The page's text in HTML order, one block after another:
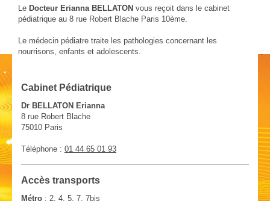
Le Docteur Erianna BELLATON vous reçoit dans le cabinet
pédiatrique au 8 rue Robert Blache Paris 10ème.
Le médecin pédiatre traite les pathologies concernant les
nourrisons, enfants et adolescents.
Cabinet Pédiatrique
Dr BELLATON Erianna
8 rue Robert Blache
75010 Paris
Téléphone : 01 44 65 01 93
Accès transports
Métro : 2, 4, 5, 7, 7bis